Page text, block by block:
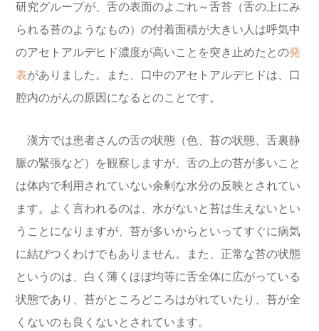
研究グループが、舌の表面のよごれ～舌苔（舌の上にみ
られる苔のようなもの）の付着面積が大きい人は呼気中
のアセトアルデヒド濃度が高いことを突き止めたとの発
表がありました。また、口中のアセトアルデヒドは、口
腔内のがんの原因になるとのことです。
漢方では患者さんの舌の状態（色、苔の状態、舌裏静
脈の緊張など）を観察しますが、舌の上の苔が多いこと
は体内で利用されていない余剰な水分の反映とされてい
ます。よく言われるのは、水がないと苔は生えないとい
うことになりますが、苔が多いからといってすぐに病気
に結びつくわけでもありません。また、正常な苔の状態
というのは、白く薄くほぼ均等に舌全体に広がっている
状態であり、苔がところどころはがれていたり、苔が全
くないのも良くないとされています。